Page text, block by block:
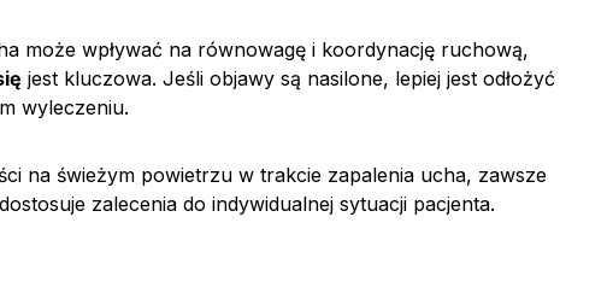
może wpływać na równowagę i koordynację ruchową,
jest kluczowa. Jeśli objawy są nasilone, lepiej jest odłożyć
wyleczeniu.
na świeżym powietrzu w trakcie zapalenia ucha, zawsze
zalecenia do indywidualnej sytuacji pacjenta.